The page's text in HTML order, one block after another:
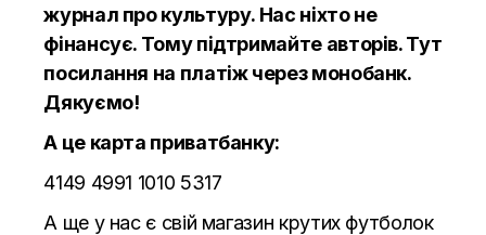
журнал про культуру. Нас ніхто не
фінансує. Тому підтримайте авторів.Тут
посилання на платіж через монобанк.
Дякуємо!
А це карта приватбанку:
4149 4991 1010 5317
А ще у нас є свій магазин крутих футболок